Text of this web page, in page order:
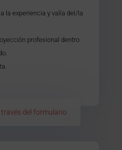
la experiencia y valía del/la
profesional dentro
del formulario